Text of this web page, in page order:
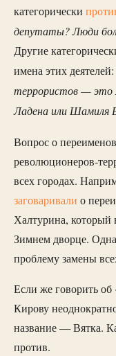
категорически
депутаты? Люди
Другие
имена этих деятелей:
террористов — это
Ладена или Шамиля
Вопрос о
революционеров-
всех городах.
заговаривали о
Халтурина, который
Зимнем дворце.
проблему замены
Если же говорить об
Кирову
название — Вятка.
против.